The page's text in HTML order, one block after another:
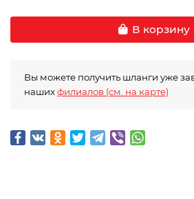
В корзину
Вы можете получить шланги уже
нашихфилиалов (см. на карте)